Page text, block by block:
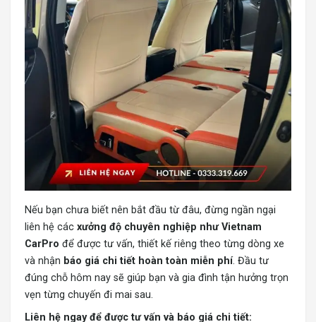
Nếu bạn chưa biết nên bắt đầu từ đâu, đừng ngần ngại
liên hệ các xưởng độ chuyên nghiệp như Vietnam
CarPro để được tư vấn, thiết kế riêng theo từng dòng xe
và nhận báo giá chi tiết hoàn toàn miễn phí. Đầu tư
đúng chỗ hôm nay sẽ giúp bạn và gia đình tận hưởng trọn
vẹn từng chuyến đi mai sau.
Liên hệ ngay để được tư vấn và báo giá chi tiết: